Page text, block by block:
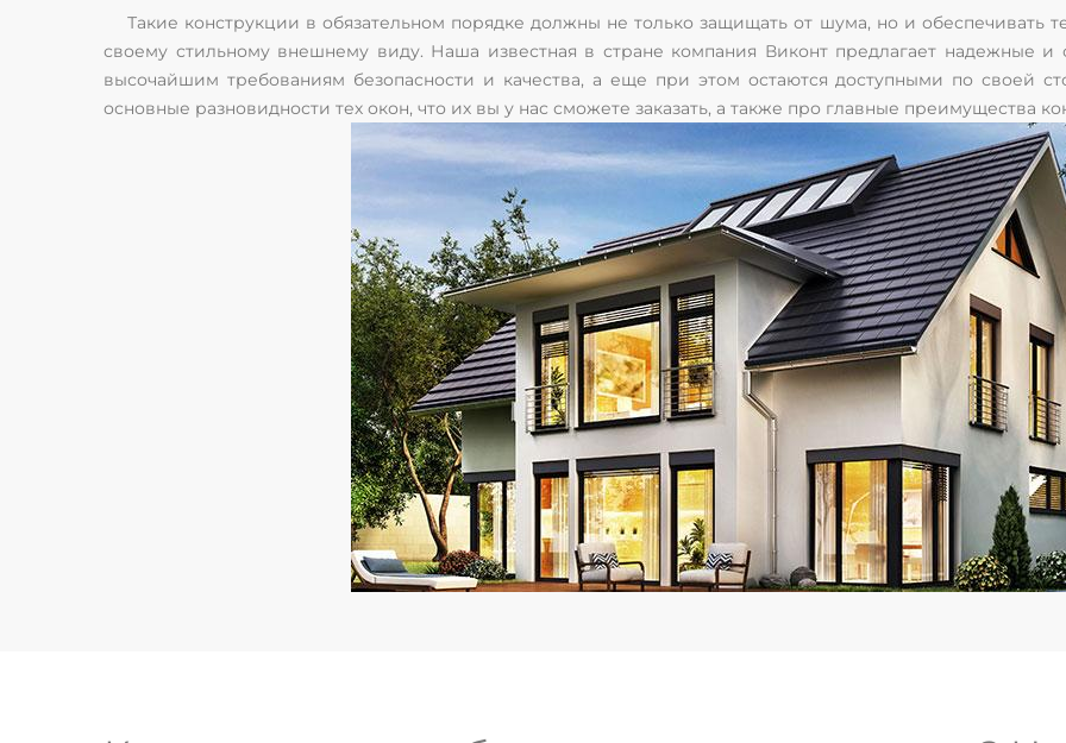
Такие конструкции в обязательном порядке должны не только защищать от шума, но и обеспечивать
своему стильному внешнему виду. Наша известная в стране компания Виконт предлагает надежные и
высочайшим требованиям безопасности и качества, а еще при этом остаются доступными по своей
основные разновидности тех окон, что их вы у нас сможете заказать, а также про главные преимущества